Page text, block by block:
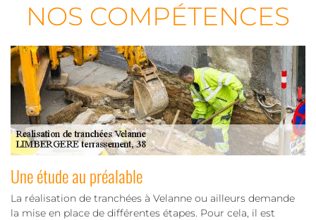
NOS COMPÉTENCES
Une étude au préalable
La réalisation de tranchées à Velanne ou ailleurs demande
la mise en place de différentes étapes. Pour cela, il est